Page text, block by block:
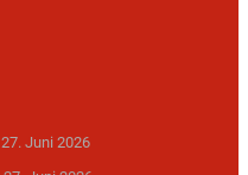
27. Juni 2026